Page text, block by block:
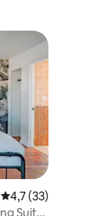
Gemiddelde
4,7 (33)
Suite,